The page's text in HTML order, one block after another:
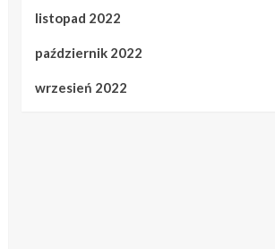
listopad 2022
październik 2022
wrzesień 2022